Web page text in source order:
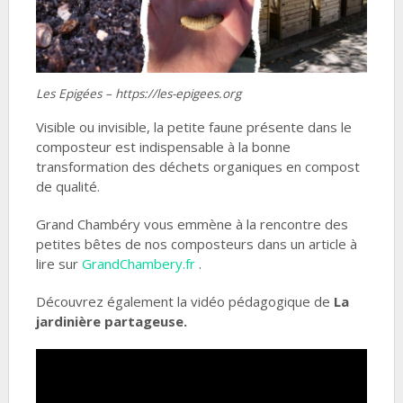
Les Epigées – https://les-epigees.org
Visible ou invisible, la petite faune présente dans le
composteur est indispensable à la bonne
transformation des déchets organiques en compost
de qualité.
Grand Chambéry vous emmène à la rencontre des
petites bêtes de nos composteurs dans un article à
lire sur GrandChambery.fr.
Découvrez également la vidéo pédagogique de La
jardinière partageuse.